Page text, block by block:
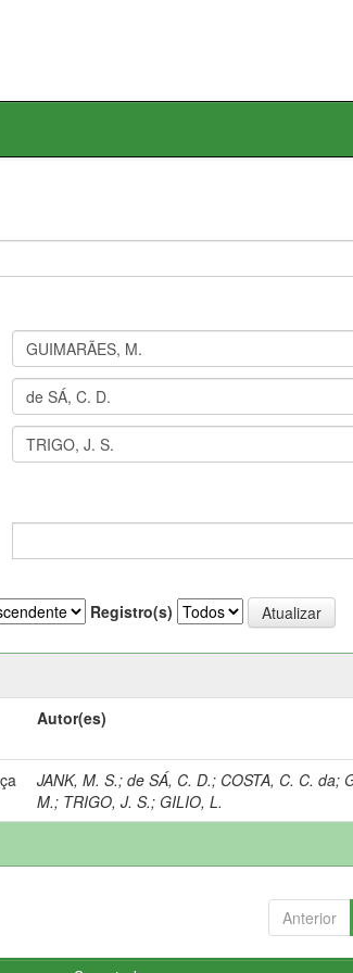
Registro(s)
Autor(es)
JANK, M. S.;de SÁ, C. D.; COSTA, C. C. da;
M.; TRIGO, J. S.;GILIO, L.
Anterior